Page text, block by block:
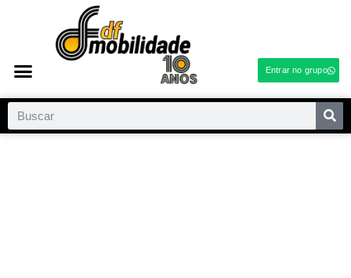
Entrar no grupo